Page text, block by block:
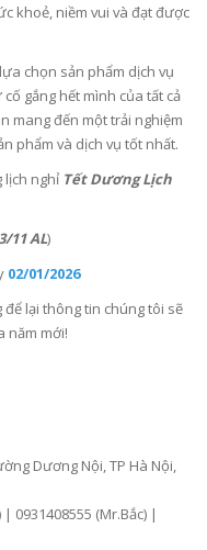
khoẻ, niềm vui và đạt được
chọn sản phẩm dịch vụ
gắng hết mình của tất cả
mang đến một trải nghiệm
phẩm và dịch vụ tốt nhất.
lịch nghỉ Tết Dương Lịch
11 AL)
02/01/2026
lại thông tin chúng tôi sẽ
năm mới!
Dương Nội, TP Hà Nội,
0931408555 (Mr.Bắc) |